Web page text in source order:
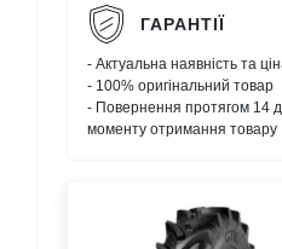
ГАРАНТІЇ
- Актуальна наявність та
- 100% оригінальний товар
- Повернення протягом 14
моменту отримання товару